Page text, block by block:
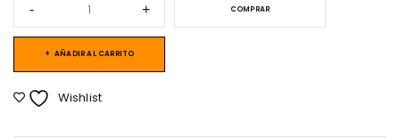
AÑADIR AL CARRITO
COMPRAR
Wishlist